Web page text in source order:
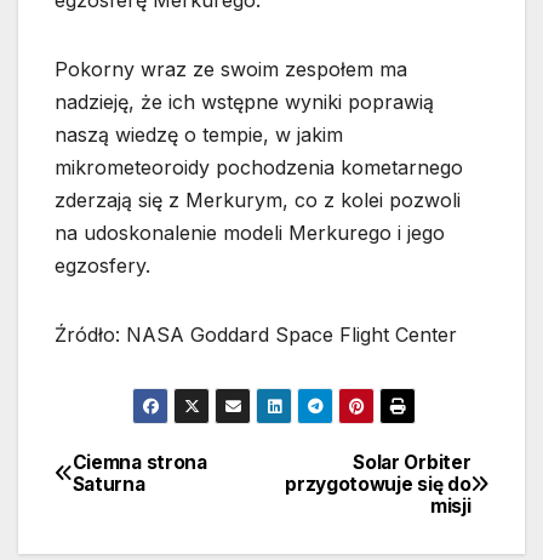
Pokorny wraz ze swoim zespołem ma
nadzieję, że ich wstępne wyniki poprawią
naszą wiedzę o tempie, w jakim
mikrometeoroidy pochodzenia kometarnego
zderzają się z Merkurym, co z kolei pozwoli
na udoskonalenie modeli Merkurego i jego
egzosfery.
Źródło: NASA Goddard Space Flight Center
Nawigacja
Solar Orbiter
przygotowuje się do
misji
Ciemna strona
Saturna